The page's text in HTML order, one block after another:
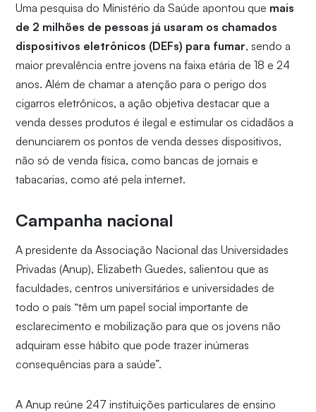
Uma pesquisa do Ministério da Saúde apontou que mais
de 2 milhões de pessoas já usaram os chamados
dispositivos eletrônicos (DEFs) para fumar, sendo a
maior prevalência entre jovens na faixa etária de 18 e 24
anos. Além de chamar a atenção para o perigo dos
cigarros eletrônicos, a ação objetiva destacar que a
venda desses produtos é ilegal e estimular os cidadãos a
denunciarem os pontos de venda desses dispositivos,
não só de venda física, como bancas de jornais e
tabacarias, como até pela internet.
Campanha nacional
A presidente da Associação Nacional das Universidades
Privadas (Anup), Elizabeth Guedes, salientou que as
faculdades, centros universitários e universidades de
todo o país “têm um papel social importante de
esclarecimento e mobilização para que os jovens não
adquiram esse hábito que pode trazer inúmeras
consequências para a saúde”.
A Anup reúne 247 instituições particulares de ensino